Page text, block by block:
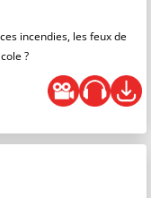
incendies, les feux de
?